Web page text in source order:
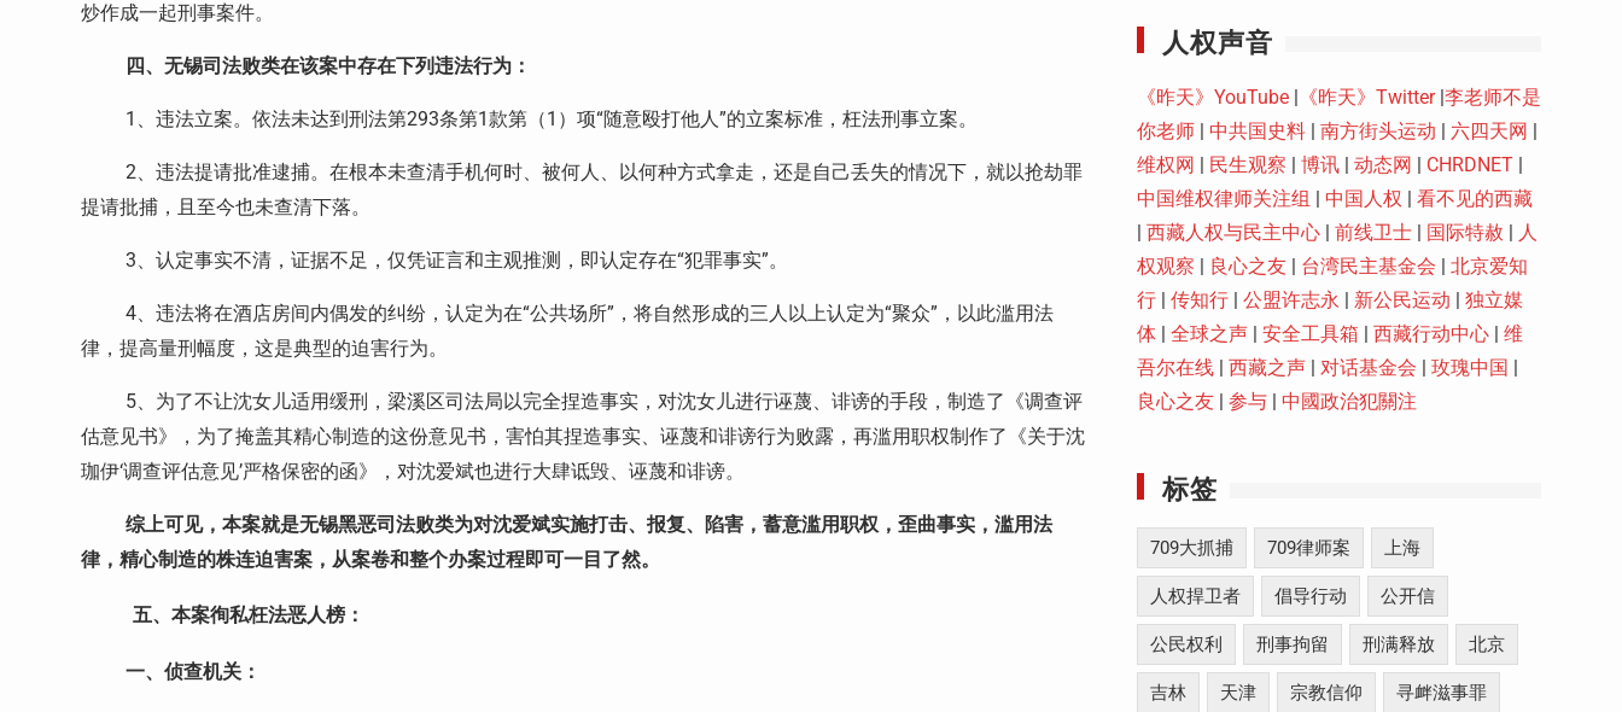
炒作成一起刑事案件。
四、无锡司法败类在该案中存在下列违法行为：
1、违法立案。依法未达到刑法第293条第1款第（1 ）项“随意殴打他人”的立案标准，枉法刑事立案。
2、违法提请批准逮捕。在根本未查清手机何时、被何人、以何种方式拿走，还是自己丢失的情况下，就以抢劫罪
提请批捕，且至今也未查清下落。
3、认定事实不清，证据不足，仅凭证言和主观推测，即认定存在“犯罪事实”。
4、违法将在酒店房间内偶发的纠纷，认定为在“公共场所”，将自然形成的三人以上认定为“聚众”，以此滥用法
律，提高量刑幅度，这是典型的迫害行为。
5、 为了不让沈女儿适用缓刑，梁溪区司法局以完全捏造事实，对沈女儿进行诬蔑、诽谤的手段，制造了《调查评
估意见书》，为了掩盖其精心制造的这份意见书，害怕其捏造事实、诬蔑和诽谤行为败露，再滥用职权制作了《关于沈
珈伊‘调查评估意见’严格保密的函》，对沈爱斌也进行大肆诋毁、诬蔑和诽谤。
综上可见，本案就是无锡黑恶司法败类为对沈爱斌实施打击、报复、陷害，蓄意滥用职权，歪曲事实，滥用法
律，精心制造的株连迫害案，从案卷和整个办案过程即可一目了然。
五、本案徇私枉法恶人榜：
一、侦查机关：
人权声音
《昨天》YouTube | 《昨天》Twitter|李老师不是
你老师 | 中共国史料 | 南方街头运动 | 六四天网 |
维权网 | 民生观察 | 博讯 | 动态网 | CHRDNET |
中国维权律师关注组 | 中国人权 | 看不见的西藏
| 西藏人权与民主中心 | 前线卫士 | 国际特赦 | 人
权观察 | 良心之友 | 台湾民主基金会 | 北京爱知
行 | 传知行 | 公盟许志永 | 新公民运动 | 独立媒
体 | 全球之声 | 安全工具箱 | 西藏行动中心 | 维
吾尔在线 | 西藏之声 | 对话基金会 | 玫瑰中国 |
良心之友 | 参与 | 中國政治犯關注
标签
709大抓捕 709律师案 上海
人权捍卫者 倡导行动 公开信
公民权利 刑事拘留 刑满释放 北京
吉林 天津 宗教信仰 寻衅滋事罪